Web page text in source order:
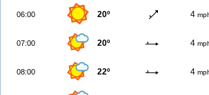
06:00 20º 4
07:00 20º 4
08:00 22º 4